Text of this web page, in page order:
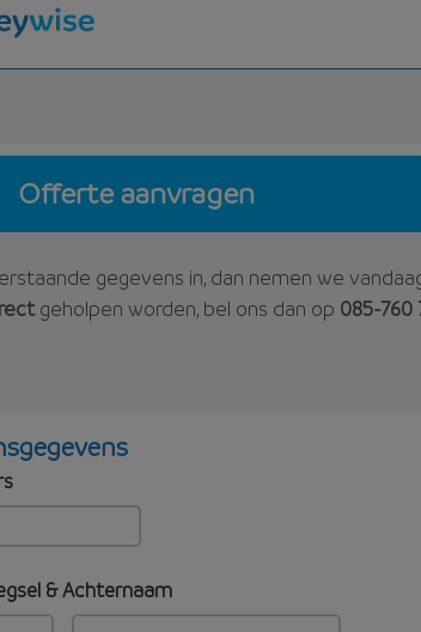
Offerte aanvragen
gegevens in, dan nemen we
geholpen worden, bel ons dan op 085-760
& Achternaam